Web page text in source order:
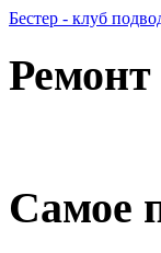
Бестер - клуб
Самое